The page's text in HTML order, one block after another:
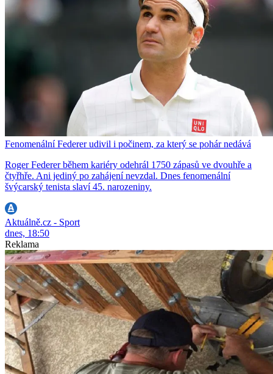
Fenomenální Federer udivil i počinem, za který se pohár nedává
Roger Federer během kariéry odehrál 1750 zápasů ve dvouhře a
čtyřhře. Ani jediný po zahájení nevzdal. Dnes fenomenální
švýcarský tenista slaví 45. narozeniny.
Aktuálně.cz - Sport
dnes, 18:50
Reklama